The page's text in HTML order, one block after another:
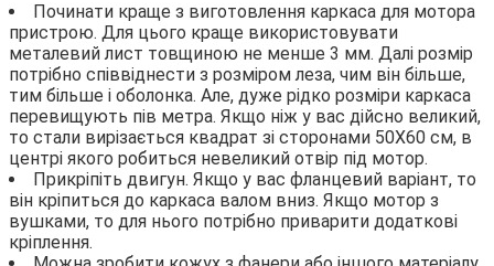
Починати краще з виготовлення каркаса для мотора
пристрою. Для цього краще використовувати
металевий лист товщиною не менше 3 мм. Далі розмір
потрібно співвіднести з розміром леза, чим він більше,
тим більше і оболонка. Але, дуже рідко розміри каркаса
перевищують пів метра. Якщо ніж у вас дійсно великий,
то стали вирізається квадрат зі сторонами 50Х60 см, в
центрі якого робиться невеликий отвір під мотор.
Прикріпіть двигун. Якщо у вас фланцевий варіант, то
він кріпиться до каркаса валом вниз. Якщо мотор з
вушками, то для нього потрібно приварити додаткові
кріплення.